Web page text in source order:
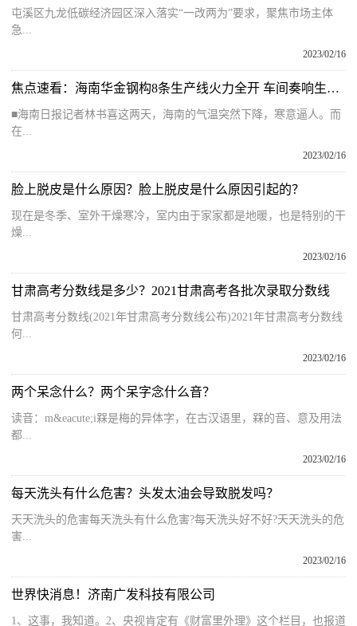
屯溪区九龙低碳经济园区深入落实“一改两为”要求，聚焦市场主体
急...
2023/02/16
焦点速看：海南华金钢构8条生产线火力全开 车间奏响生产“进行曲”
■海南日报记者林书喜这两天，海南的气温突然下降，寒意逼人。而
在...
2023/02/16
脸上脱皮是什么原因？脸上脱皮是什么原因引起的？
现在是冬季、室外干燥寒冷，室内由于家家都是地暖，也是特别的干
燥...
2023/02/16
甘肃高考分数线是多少？2021甘肃高考各批次录取分数线
甘肃高考分数线(2021年甘肃高考分数线公布)2021年甘肃高考分数线
何...
2023/02/16
两个呆念什么？两个呆字念什么音？
读音：m&eacute;i槑是梅的异体字，在古汉语里，槑的音、意及用法
都...
2023/02/16
每天洗头有什么危害？头发太油会导致脱发吗？
天天洗头的危害每天洗头有什么危害?每天洗头好不好?天天洗头的危
害...
2023/02/16
世界快消息！济南广发科技有限公司
1、这事，我知道。2、央视肯定有《财富里外理》这个栏目，也报道